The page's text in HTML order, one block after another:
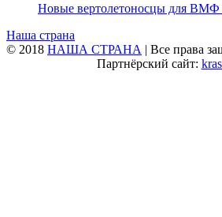
Новые вертолетоносцы для
Наша страна
© 2018 НАША СТРАНА | Все права
Партнёрский сайт: